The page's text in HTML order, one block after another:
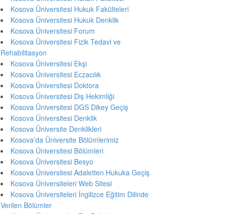
Kosova Üniversitesi Hukuk Fakülteleri
Kosova Üniversitesi Hukuk Denklik
Kosova Üniversitesi Forum
Kosova Üniversitesi Fizik Tedavi ve
Rehabilitasyon
Kosova Üniversitesi Ekşi
Kosova Üniversitesi Eczacılık
Kosova Üniversitesi Doktora
Kosova Üniversitesi Diş Hekimliği
Kosova Üniversitesi DGS Dikey Geçiş
Kosova Üniversitesi Denklik
Kosova Üniversite Denklikleri
Kosova’da Üniversite Bölümlerimiz
Kosova Üniversitesi Bölümleri
Kosova Üniversitesi Besyo
Kosova Üniversitesi Adaletten Hukuka Geçiş
Kosova Üniversiteleri Web Sitesi
Kosova Üniversiteleri İngilizce Eğitim Dilinde
Verilen Bölümler